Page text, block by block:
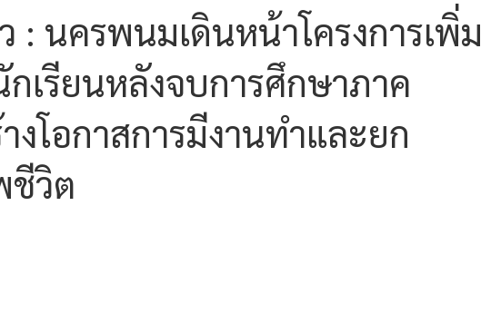
: นครพนมเดินหน้าโครงการเพิ่ม
เรียนหลังจบการศึกษาภาค
งโอกาสการมีงานทำและยก
วิต